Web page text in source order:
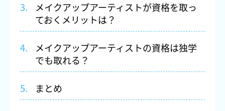
メイクアップアーティストが資格を取っ
ておくメリットは？
メイクアップアーティストの資格は独学
でも取れる？
まとめ